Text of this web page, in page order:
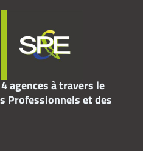
agences à travers le
Professionnels et des